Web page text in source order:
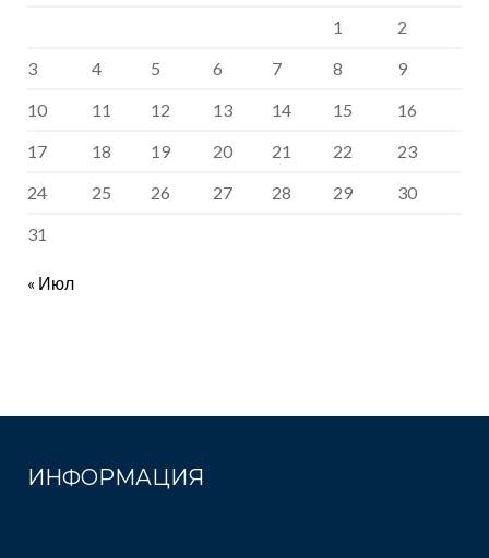
1
2
3
4 5 6 7 8
9
10
11 12 13 14 15
16
17
18 19 20 21 22
23
24
25 26 27 28 29
30
31
« Июл
ИНФОРМАЦИЯ